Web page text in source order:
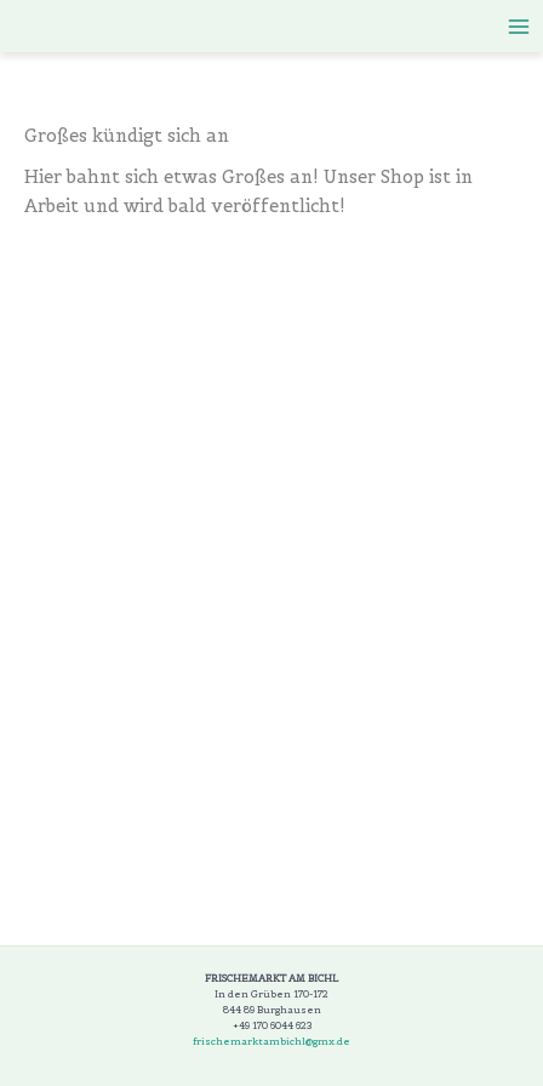
Großes kündigt sich an
Hier bahnt sich etwas Großes an! Unser Shop ist in
Arbeit und wird bald veröffentlicht!
FRISCHEMARKT AM BICHL
In den Grüben 170-172
844 89 Burghausen
+49 170 6044 623
frischemarktambichl@gmx.de